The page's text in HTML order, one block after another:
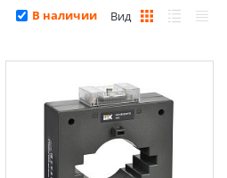
В наличии Вид